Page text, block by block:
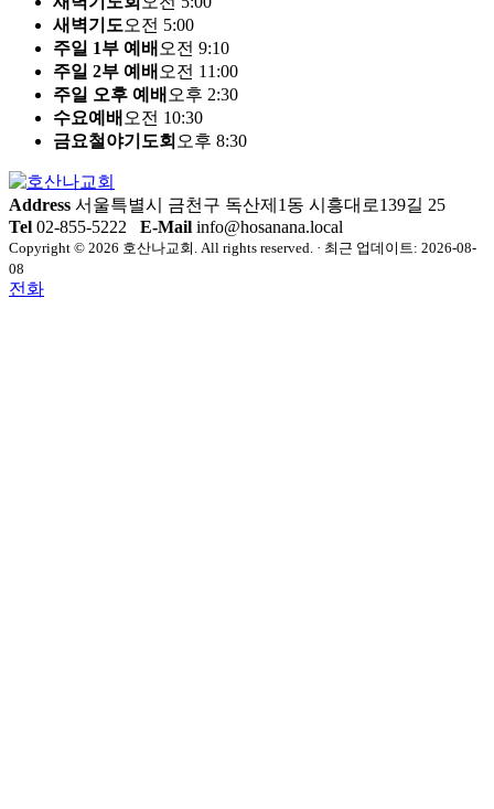
새벽기도오전 5:00
주일 1부 예배 오전 9:10
주일 2부 예배 오전 11:00
주일 오후 예배 오후 2:30
수요예배 오전 10:30
금요철야기도회 오후 8:30
Address 서울특별시 금천구 독산제1동 시흥대로139길 25
Tel 02-855-5222 E-Mail info@hosanana.local
Copyright © 2026 호산나교회. All rights reserved. · 최근 업데이트: 2026-08-
08
전화